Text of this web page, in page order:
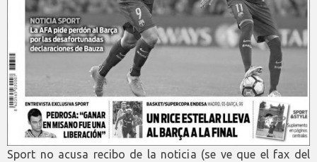
Sport no acusa recibo de la noticia (se ve que el fax del